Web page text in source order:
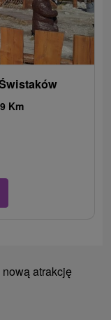
Km
atrakcję